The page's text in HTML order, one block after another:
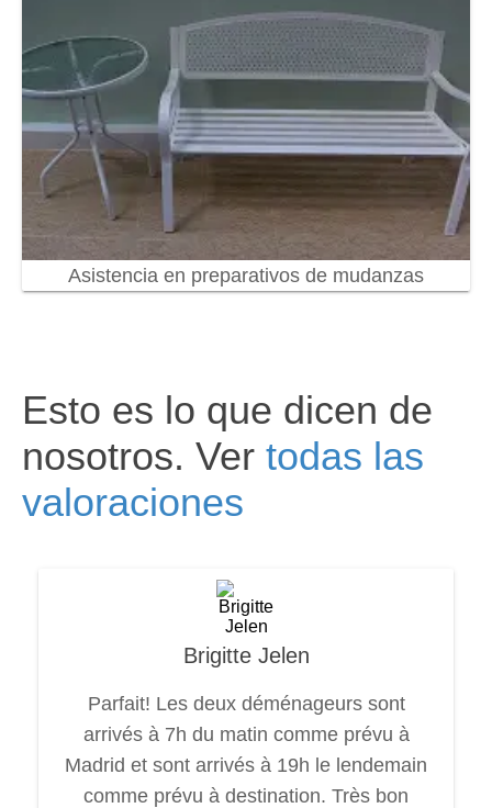
Asistencia en preparativos de mudanzas
Esto es lo que dicen de
nosotros. Ver todas las
valoraciones
Brigitte Jelen
Parfait! Les deux déménageurs sont
arrivés à 7h du matin comme prévu à
Madrid et sont arrivés à 19h le lendemain
comme prévu à destination. Très bon